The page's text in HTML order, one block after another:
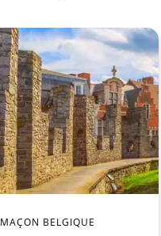
MAÇON BELGIQUE